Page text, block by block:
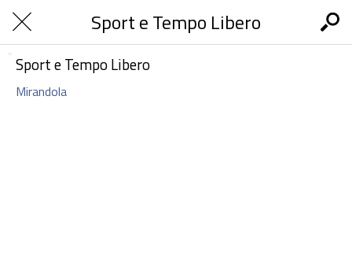
Sport e Tempo Libero
Sport e Tempo Libero
Mirandola